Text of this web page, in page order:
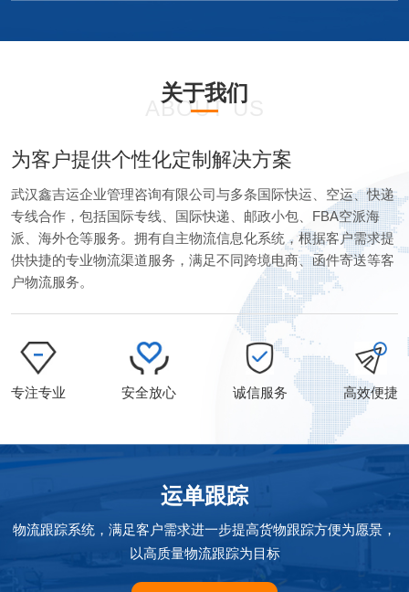
关于我们
ABOUT US
为客户提供个性化定制解决方案
武汉鑫吉运企业管理咨询有限公司与多条国际快运、空运、快递
专线合作，包括国际专线、国际快递、邮政小包、FBA空派海
派、海外仓等服务。拥有自主物流信息化系统，根据客户需求提
供快捷的专业物流渠道服务，满足不同跨境电商、函件寄送等客
户物流服务。
专注专业 安全放心 诚信服务 高效便捷
运单跟踪
物流跟踪系统，满足客户需求进一步提高货物跟踪方便为愿景，
以高质量物流跟踪为目标